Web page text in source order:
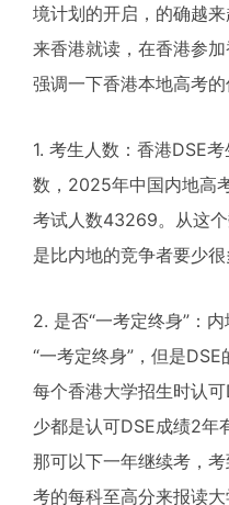
境计划的开启，的确越
来香港就读，在香港参
强调一下香港本地高考的
1. 考生人数：香港DSE
数，2025年中国内地高
考试人数43269。从这
是比内地的竞争者要少很
2. 是否“一考定终身”：
“一考定终身”，但是
每个香港大学招生时认
少都是认可DSE成绩2年
那可以下一年继续考，
考的每科至高分来报读